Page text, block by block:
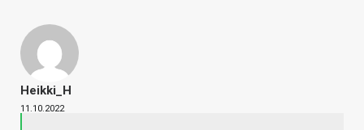
Heikki_H
11.10.2022